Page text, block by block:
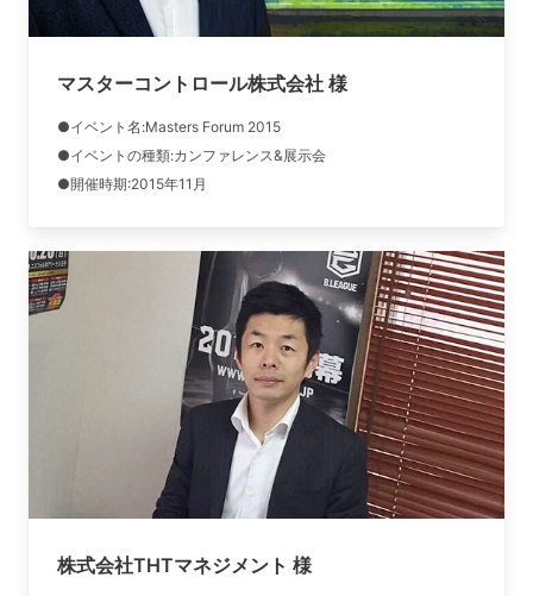
マスターコントロール株式会社 様
●イベント名:Masters Forum 2015
●イベントの種類:カンファレンス&展示会
●開催時期:2015年11月
株式会社THTマネジメント 様